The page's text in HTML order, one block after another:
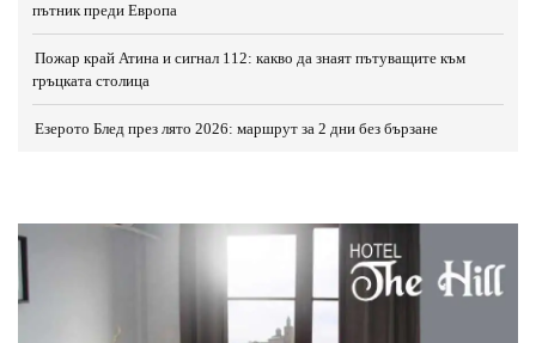
пътник преди Европа
Пожар край Атина и сигнал 112: какво да знаят пътуващите към
гръцката столица
Езерото Блед през лято 2026: маршрут за 2 дни без бързане